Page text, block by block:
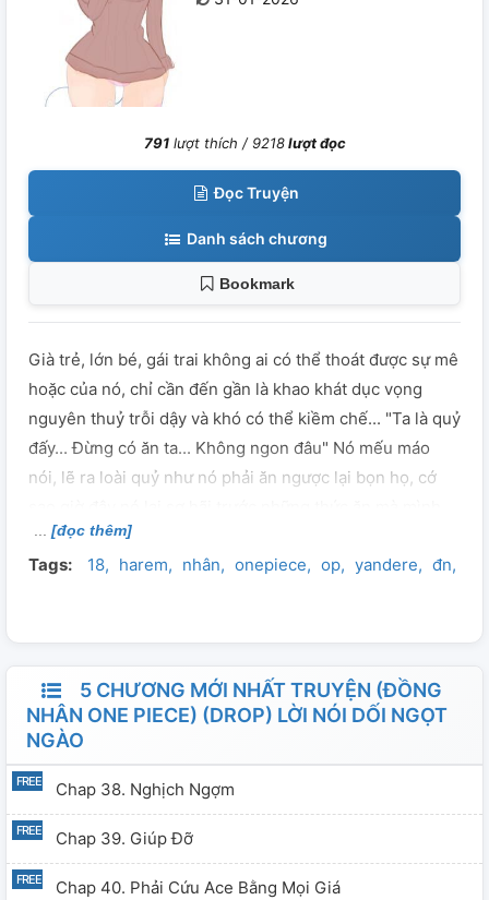
791lượt thích /9218lượt đọc
Đọc Truyện
Danh sách chương
Bookmark
Già trẻ, lớn bé, gái trai không ai có thể thoát được sự mê
hoặc của nó, chỉ cần đến gần là khao khát dục vọng
nguyên thuỷ trỗi dậy và khó có thể kiềm chế... "Ta là quỷ
đấy... Đừng có ăn ta... Không ngon đâu" Nó mếu máo
nói, lẽ ra loài quỷ như nó phải ăn ngược lại bọn họ, cớ
có thể ăn kia chứ. --------------------------------------
--------------------------------------------------
[đọc thêm]
Tags: 18 harem nhân onepiece op yandere đn
5 CHƯƠNG MỚI NHẤT TRUYỆN (ĐỒNG
NHÂN ONE PIECE) (DROP) LỜI NÓI DỐI NGỌT
NGÀO
Chap 38. Nghịch Ngợm
Chap 39. Giúp Đỡ
Chap 40. Phải Cứu Ace Bằng Mọi Giá